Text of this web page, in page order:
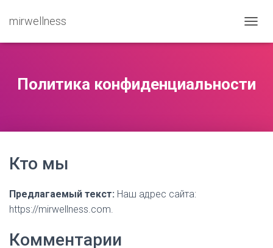
mirwellness
Политика конфиденциальности
Кто мы
Предлагаемый текст: Наш адрес сайта:
https://mirwellness.com.
Комментарии